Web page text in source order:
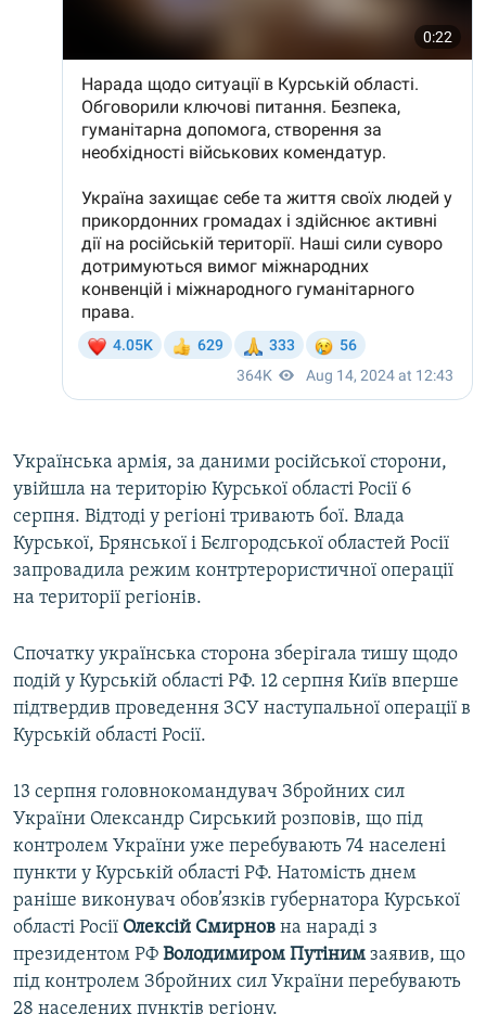
Українська армія, за даними російської сторони,
увійшла на територію Курської області Росії 6
серпня. Відтоді у регіоні тривають бої. Влада
Курської, Брянської і Бєлгородської областей Росії
запровадила режим контртерористичної операції
на території регіонів.
Спочатку українська сторона зберігала тишу щодо
подій у Курській області РФ. 12 серпня Київ вперше
підтвердив проведення ЗСУ наступальної операції в
Курській області Росії.
13 серпня головнокомандувач Збройних сил
України Олександр Сирський розповів, що під
контролем України уже перебувають 74 населені
пункти у Курській області РФ. Натомість днем
раніше виконувач обов’язків губернатора Курської
області Росії Олексій Смирнов на нараді з
президентом РФ Володимиром Путіним заявив, що
під контролем Збройних сил України перебувають
28 населених пунктів регіону.